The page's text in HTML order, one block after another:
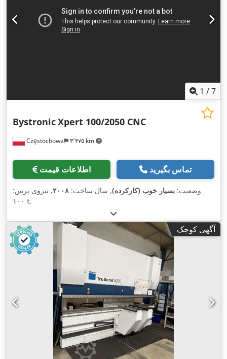
1 /7
Częstochowa ۳٬۴۷۵ km
BystronicXpert 100/2050 CNC
اطلاعات قیمت تماس بگیرید
وضعیت: بسیار خوب (کارکرده), سال ساخت: ۲۰۰۸, نیروی پرس:
۱۰۰ t,
آگهی کوچک